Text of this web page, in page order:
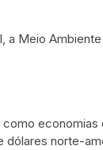
Meio
economias
dólares norte-